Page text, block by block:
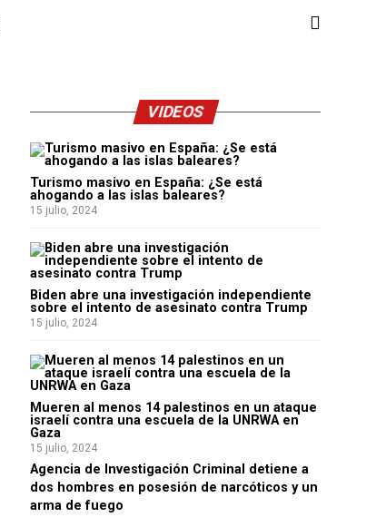
VIDEOS
Turismo masivo en España: ¿Se está
ahogando a las islas baleares?
15 julio, 2024
Biden abre una investigación independiente
sobre el intento de asesinato contra Trump
15 julio, 2024
Mueren al menos 14 palestinos en un ataque
israelí contra una escuela de la UNRWA en
Gaza
15 julio, 2024
Agencia de Investigación Criminal detiene a
dos hombres en posesión de narcóticos y un
arma de fuego